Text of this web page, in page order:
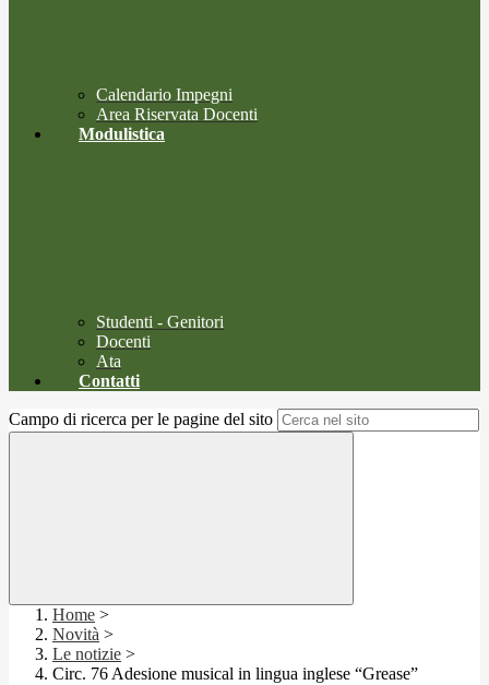
Calendario Impegni
Area Riservata Docenti
Modulistica
Studenti - Genitori
Docenti
Ata
Contatti
Campo di ricerca per le pagine del sito
Home >
Novità >
Le notizie >
Circ. 76 Adesione musical in lingua inglese “Grease”